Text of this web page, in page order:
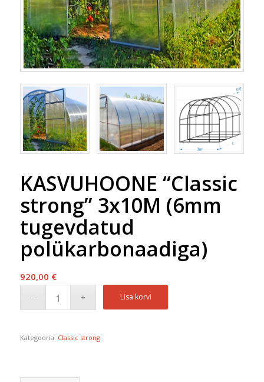
KASVUHOONE “Classic
strong” 3x10M (6mm
tugevdatud
polükarbonaadiga)
920,00 €
Lisa korvi
Kategooria: Classic strong